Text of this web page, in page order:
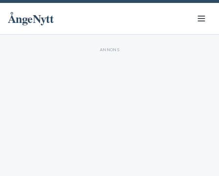
ÅngeNytt
ANNONS